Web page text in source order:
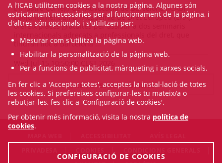
L’Il·lustre Col·legi de l’Advocacia de Barcelona (ICAB),
conjuntament amb l’Acadèmia de Dret Europeu (ERA),
ofereix places gratuïtes per assistir a dos seminaris
tindran lloc a Barcelona ...
Wed Jul 15 10:50:00 CEST 2026
VEURE TOTES LES NOTÍCIES
A l’ICAB utilitzem cookies a la nostra pàgina. Algunes són
estrictament necessàries per al funcionament de la pàgina, i
d'altres són opcionals i s'utilitzen per:
Mesurar com s'utilitza la pàgina web.
Habilitar la personalització de la pàgina web.
Per a funcions de publicitat, màrqueting i xarxes socials.
En fer clic a 'Acceptar totes', acceptes la instal·lació de totes
les cookies. Si prefereixes configurar-les tu mateix/a o
rebutjar-les, fes clic a 'Configuració de cookies'.
Per obtenir més informació, visita la nostra política de
cookies.
CONFIGURACIÓ DE COOKIES